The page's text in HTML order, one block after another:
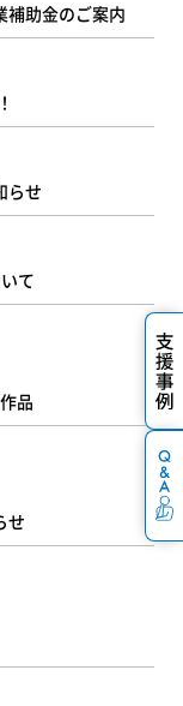
補助金のご案内
らせ
て
品
せ